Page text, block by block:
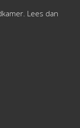
Lees dan